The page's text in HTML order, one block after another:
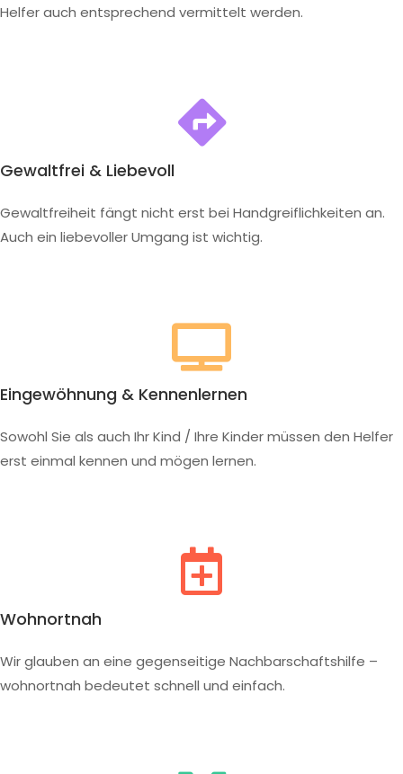
Helfer auch entsprechend vermittelt werden.
Gewaltfrei & Liebevoll
Gewaltfreiheit fängt nicht erst bei Handgreiflichkeiten an.
Auch ein liebevoller Umgang ist wichtig.
Eingewöhnung & Kennenlernen
Sowohl Sie als auch Ihr Kind / Ihre Kinder müssen den Helfer
erst einmal kennen und mögen lernen.
Wohnortnah
Wir glauben an eine gegenseitige Nachbarschaftshilfe –
wohnortnah bedeutet schnell und einfach.